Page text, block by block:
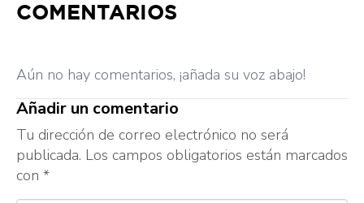
COMENTARIOS
Aún no hay comentarios, ¡añada su voz abajo!
Añadir un comentario
Tu dirección de correo electrónico no será
publicada. Los campos obligatorios están marcados
con *